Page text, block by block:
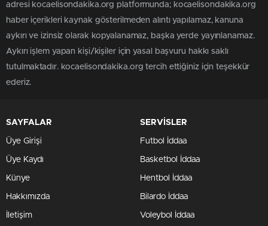
adresi kocaelisondakika.org platformunda; kocaelisondakika.org
haber içerikleri kaynak gösterilmeden alıntı yapılamaz, kanuna
aykırı ve izinsiz olarak kopyalanamaz, başka yerde yayınlanamaz.
Aykırı işlem yapan kişi/kişiler için yasal başvuru hakkı saklı
tutulmaktadır. kocaelisondakika.org tercih ettiğiniz için teşekkür
ederiz.
SAYFALAR
Üye Girişi
Üye Kaydı
Künye
Hakkımızda
İletişim
SERVİSLER
Futbol İddaa
Basketbol İddaa
Hentbol İddaa
Bilardo İddaa
Voleybol İddaa